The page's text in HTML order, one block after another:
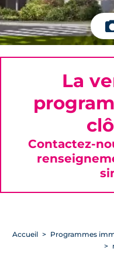
Accueil
Programmes
La
Contactez-